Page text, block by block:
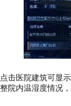
点击医院建筑可显
整院内温湿度情况